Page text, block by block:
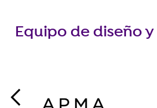
Equipo de diseño